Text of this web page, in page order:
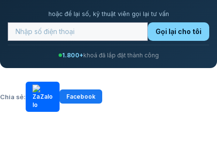
hoặc để lại số, kỹ thuật viên gọi lại tư vấn
Gọi lại cho tôi
1.800+khoá đã lắp đặt thành công
Chia sẻ: Zalo Facebook